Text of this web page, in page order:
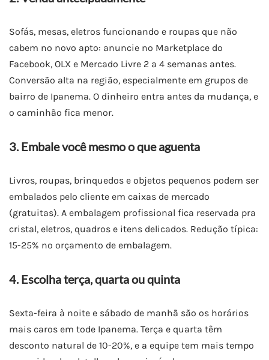
Sofás, mesas, eletros funcionando e roupas que não
cabem no novo apto: anuncie no Marketplace do
Facebook, OLX e Mercado Livre 2 a 4 semanas antes.
Conversão alta na região, especialmente em grupos de
bairro de Ipanema. O dinheiro entra antes da mudança, e
o caminhão fica menor.
3. Embale você mesmo o que aguenta
Livros, roupas, brinquedos e objetos pequenos podem ser
embalados pelo cliente em caixas de mercado
(gratuitas). A embalagem profissional fica reservada pra
cristal, eletros, quadros e itens delicados. Redução típica:
15-25% no orçamento de embalagem.
4. Escolha terça, quarta ou quinta
Sexta-feira à noite e sábado de manhã são os horários
mais caros em tode Ipanema. Terça e quarta têm
desconto natural de 10-20%, e a equipe tem mais tempo